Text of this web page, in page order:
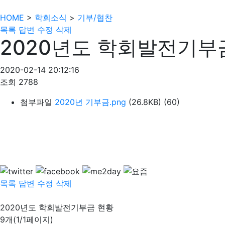
HOME > 학회소식 > 기부/협찬
목록 답변 수정 삭제
2020년도 학회발전기부
2020-02-14 20:12:16
조회 2788
첨부파일 2020년 기부금.png (26.8KB) (60)
목록 답변 수정 삭제
2020년도 학회발전기부금 현황
9개(1/1페이지)